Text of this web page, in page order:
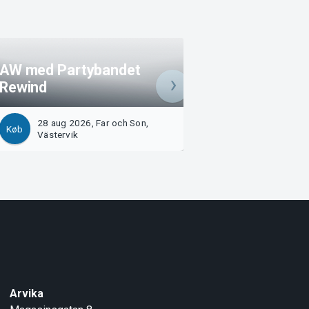
med Partybandet
Køb
28 aug 2026, Far och Son,
Västervik
Arvika